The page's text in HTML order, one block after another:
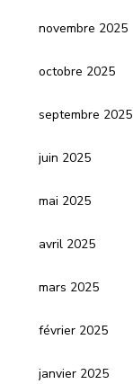
novembre 2025
octobre 2025
septembre 2025
juin 2025
mai 2025
avril 2025
mars 2025
février 2025
janvier 2025